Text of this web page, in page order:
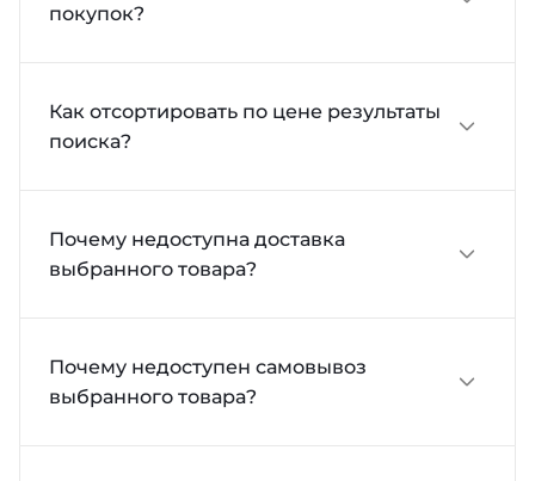
покупок?
Как отсортировать по цене результаты
поиска?
Почему недоступна доставка
выбранного товара?
Почему недоступен самовывоз
выбранного товара?